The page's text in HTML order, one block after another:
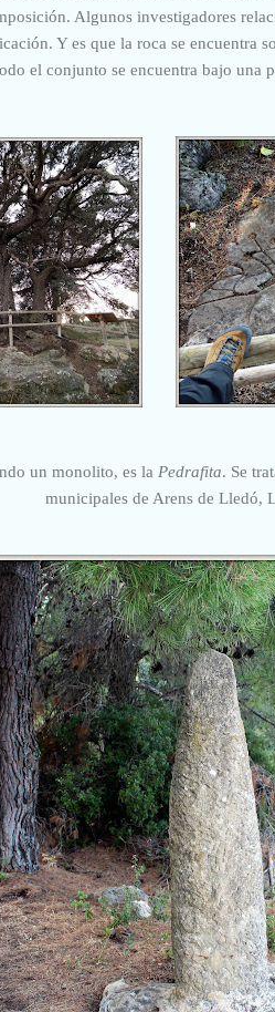
Algunos investigadores
Y es que la roca se encuentra
el conjunto se encuentra bajo una
un monolito, es la Pedrafita. Se
municipales de Arens de Lledó,